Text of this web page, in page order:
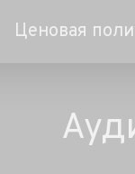
Ценовая